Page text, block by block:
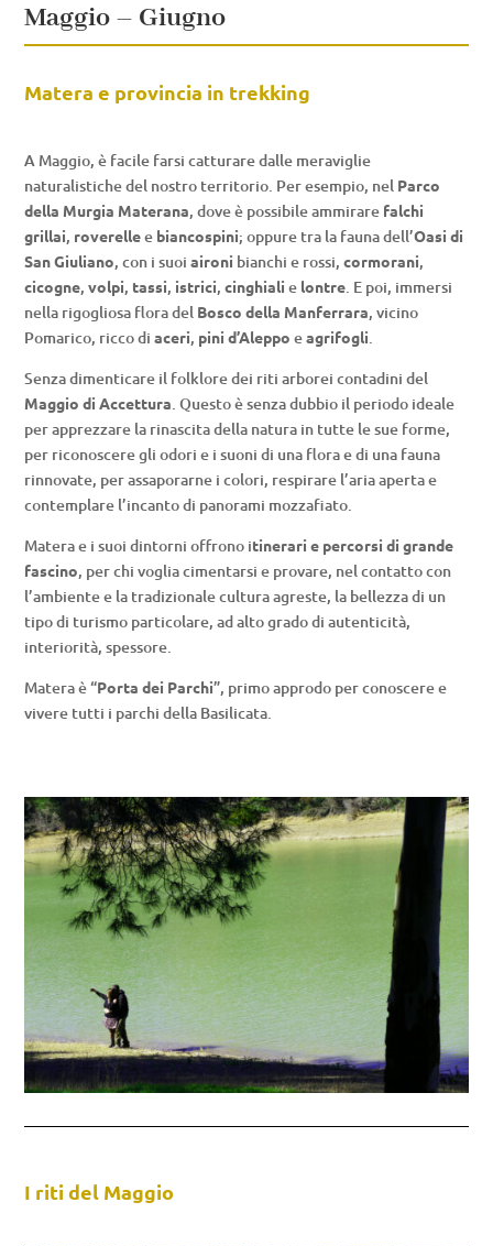
Maggio – Giugno
Matera e provincia in trekking
A Maggio, è facile farsi catturare dalle meraviglie
naturalistiche del nostro territorio. Per esempio, nel Parco
della Murgia Materana, dove è possibile ammirare falchi
grillai, roverellee biancospini; oppure tra la fauna dell’Oasi di
San Giuliano, con i suoiaironi bianchi e rossi,cormorani,
cicogne,volpi, tassi, istrici,cinghiali e lontre. E poi, immersi
nella rigogliosa flora del Bosco della Manferrara, vicino
Pomarico, ricco diaceri, pini d’Aleppo eagrifogli.
Senza dimenticare il folklore dei riti arborei contadini del
Maggio di Accettura. Questo è senza dubbio il periodo ideale
per apprezzare la rinascita della natura in tutte le sue forme,
per riconoscere gli odori e i suoni di una flora e di una fauna
rinnovate, per assaporarne i colori, respirare l’aria aperta e
contemplare l’incanto di panorami mozzafiato.
Matera e i suoi dintorni offrono itinerari e percorsi di grande
fascino, per chi voglia cimentarsi e provare, nel contatto con
l’ambiente e la tradizionale cultura agreste, la bellezza di un
tipo di turismo particolare, ad alto grado di autenticità,
interiorità, spessore.
Matera è “Porta dei Parchi”, primo approdo per conoscere e
vivere tutti i parchi della Basilicata.
I riti del Maggio